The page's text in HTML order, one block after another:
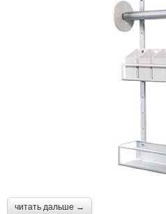
читать дальше →